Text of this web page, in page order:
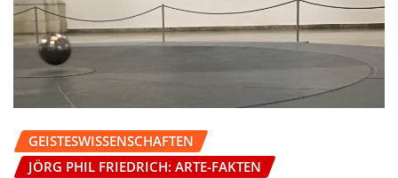
GEISTESWISSENSCHAFTEN
JÖRG PHIL FRIEDRICH: ARTE-FAKTEN